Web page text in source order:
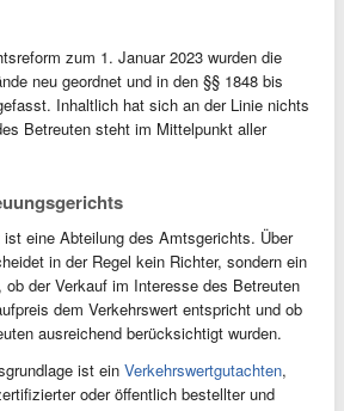
zum 1. Januar 2023 wurden die
neu geordnet und in den §§ 1848 bis
Inhaltlich hat sich an der Linie nichts
Betreuten steht im Mittelpunkt aller
ist eine Abteilung des Amtsgerichts. Über
in der Regel kein Richter, sondern ein
ob der Verkauf im Interesse des Betreuten
dem Verkehrswert entspricht und ob
ausreichend berücksichtigt wurden.
ist ein Verkehrswertgutachten,
oder öffentlich bestellter und